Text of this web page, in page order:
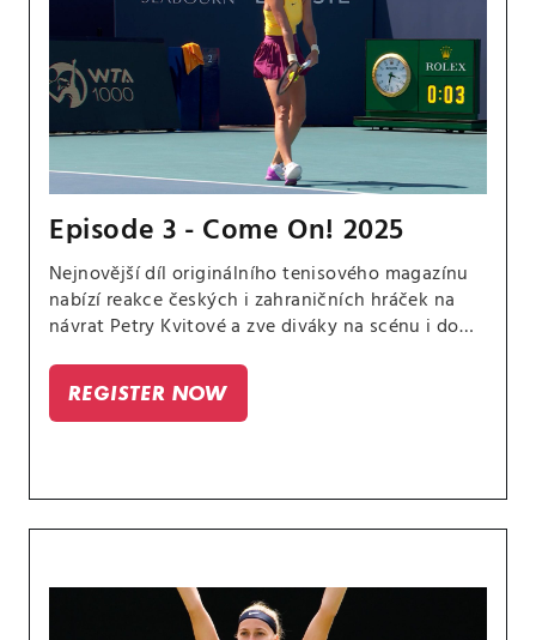
Episode 3 - Come On! 2025
Nejnovější díl originálního tenisového magazínu
nabízí reakce českých i zahraničních hráček na
návrat Petry Kvitové a zve diváky na scénu i do
němž měl CANAL+ Sport svůj štáb, včetně
expertky Andrey Hlaváčkové.
REGISTER NOW